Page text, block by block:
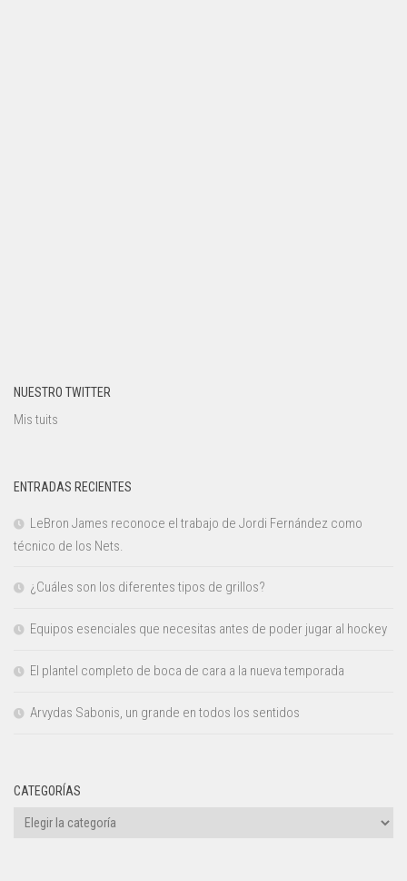
NUESTRO TWITTER
Mis tuits
ENTRADAS RECIENTES
LeBron James reconoce el trabajo de Jordi Fernández como
técnico de los Nets.
¿Cuáles son los diferentes tipos de grillos?
Equipos esenciales que necesitas antes de poder jugar al hockey
El plantel completo de boca de cara a la nueva temporada
Arvydas Sabonis, un grande en todos los sentidos
CATEGORÍAS
Categorías